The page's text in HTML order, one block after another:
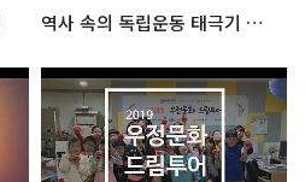
역사 속의 독립운동 태극기 기획전시회 스케치